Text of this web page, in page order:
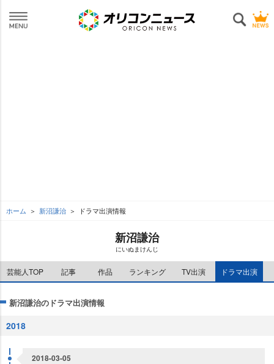
ホーム 新沼謙治 ドラマ出演情報
新沼謙治
にいぬまけんじ
芸能人TOP 記事 作品 ランキング TV出演 ドラマ出演
新沼謙治のドラマ出演情報
2018
2018-03-05